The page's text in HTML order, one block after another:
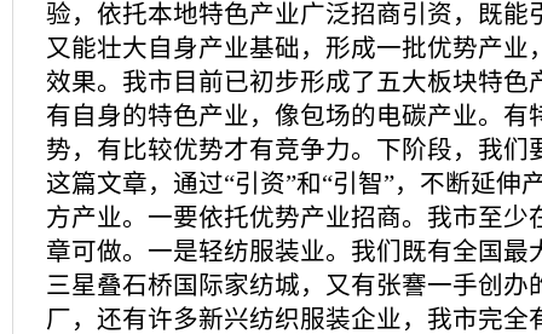
验，依托本地特色产业广泛招商引资，既能
又能壮大自身产业基础，形成一批优势产业
效果。我市目前已初步形成了五大板块特色
有自身的特色产业，像包场的电碳产业。有
势，有比较优势才有竞争力。下阶段，我们
这篇文章，通过“引资”和“引智”，不断延伸
方产业。一要依托优势产业招商。我市至少
章可做。一是轻纺服装业。我们既有全国最
三星叠石桥国际家纺城，又有张謇一手创办
厂，还有许多新兴纺织服装企业，我市完全